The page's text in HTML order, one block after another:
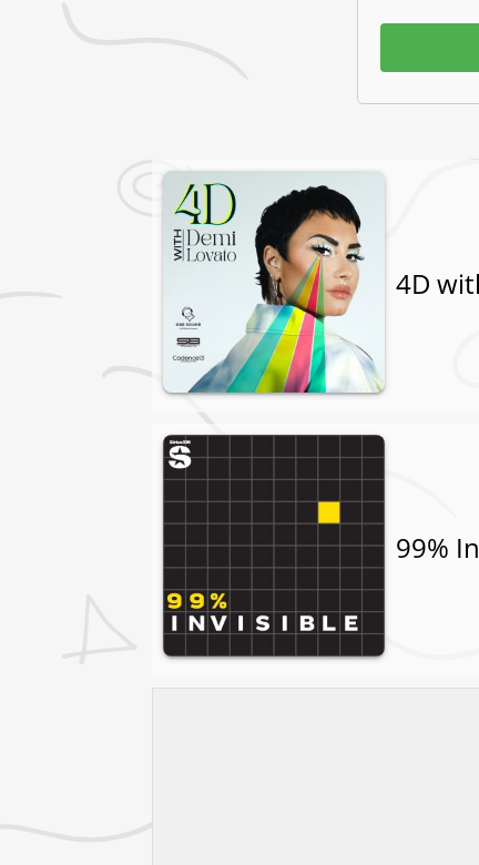
4D
99%